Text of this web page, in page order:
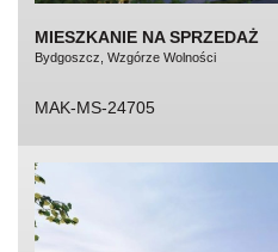
MIESZKANIE NA SPRZEDAŻ
Bydgoszcz, Wzgórze Wolności
MAK-MS-24705